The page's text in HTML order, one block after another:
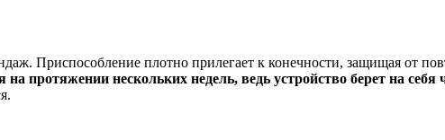
Приспособление плотно прилегает к конечности, защищая от
протяжении нескольких недель, ведь устройство берет на